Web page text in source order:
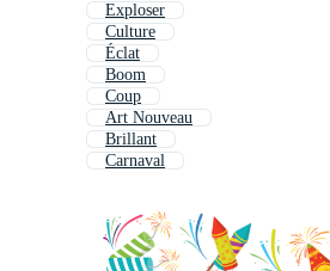
Exploser
Culture
Éclat
Boom
Coup
Art Nouveau
Brillant
Carnaval